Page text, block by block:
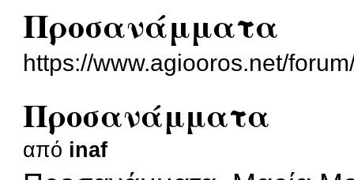
Προσανάμματα
https://www.agiooros.net/
Προσανάμματα
από inaf